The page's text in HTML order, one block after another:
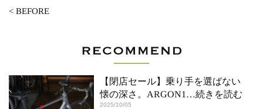
<BEFORE
【閉店セール】乗り手を選ばない
懐の深さ。ARGON1 …続きを読む
2025/10/05